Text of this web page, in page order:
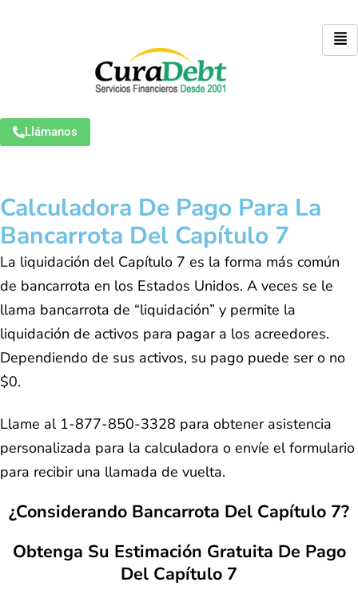
Llámanos
Calculadora De Pago Para La
Bancarrota Del Capítulo 7
La liquidación del Capítulo 7 es la forma más común
de bancarrota en los Estados Unidos. A veces se le
llama bancarrota de “liquidación” y permite la
liquidación de activos para pagar a los acreedores.
Dependiendo de sus activos, su pago puede ser o no
$0.
Llame al 1-877-850-3328 para obtener asistencia
personalizada para la calculadora o envíe el formulario
para recibir una llamada de vuelta.
¿Considerando Bancarrota Del Capítulo 7?
Obtenga Su Estimación Gratuita De Pago
Del Capítulo 7